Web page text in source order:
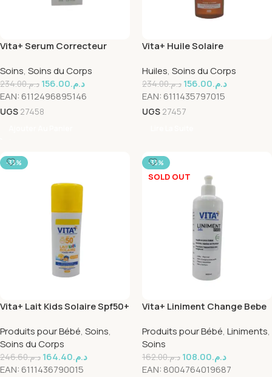
Vita+ Serum Correcteur
Soins, Soins du Corps
د.م.234.00 د.م.156.00
EAN: 6112496895146
UGS 27458
Vita+ Huile Solaire
Huiles, Soins du Corps
د.م.234.00 د.م.156.00
EAN: 6111435797015
UGS 27457
-33%
Vita+ Lait Kids Solaire Spf50+
Produits pour Bébé, Soins,
Soins du Corps
د.م.246.60 د.م.164.40
EAN: 6111436790015
-33%
SOLD OUT
Vita+ Liniment Change Bebe
Produits pour Bébé, Liniments,
Soins
د.م.162.00 د.م.108.00
EAN: 8004764019687